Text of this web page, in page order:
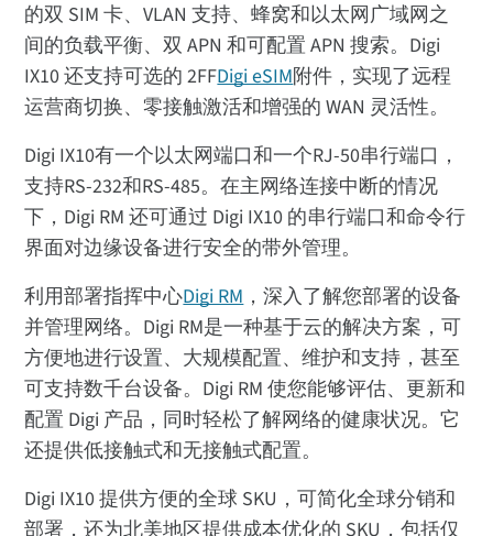
的双 SIM 卡、VLAN 支持、蜂窝和以太网广域网之
间的负载平衡、双 APN 和可配置 APN 搜索。Digi
IX10 还支持可选的 2FFDigi eSIM附件，实现了远程
运营商切换、零接触激活和增强的 WAN 灵活性。
Digi IX10有一个以太网端口和一个RJ-50串行端口，
支持RS-232和RS-485。在主网络连接中断的情况
下，Digi RM 还可通过 Digi IX10 的串行端口和命令行
界面对边缘设备进行安全的带外管理。
利用部署指挥中心Digi RM，深入了解您部署的设备
并管理网络。Digi RM是一种基于云的解决方案，可
方便地进行设置、大规模配置、维护和支持，甚至
可支持数千台设备。Digi RM 使您能够评估、更新和
配置 Digi 产品，同时轻松了解网络的健康状况。它
还提供低接触式和无接触式配置。
Digi IX10 提供方便的全球 SKU，可简化全球分销和
部署，还为北美地区提供成本优化的 SKU，包括仅